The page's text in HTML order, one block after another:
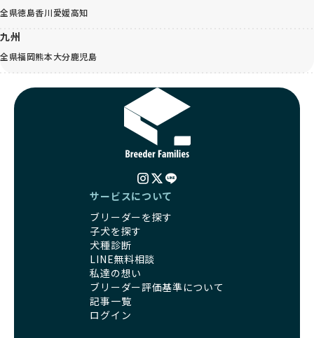
全県徳島香川愛媛高知
九州
全県福岡熊本大分鹿児島
サービスについて
ブリーダーを探す
子犬を探す
犬種診断
LINE無料相談
私達の想い
ブリーダー評価基準について
記事一覧
ログイン